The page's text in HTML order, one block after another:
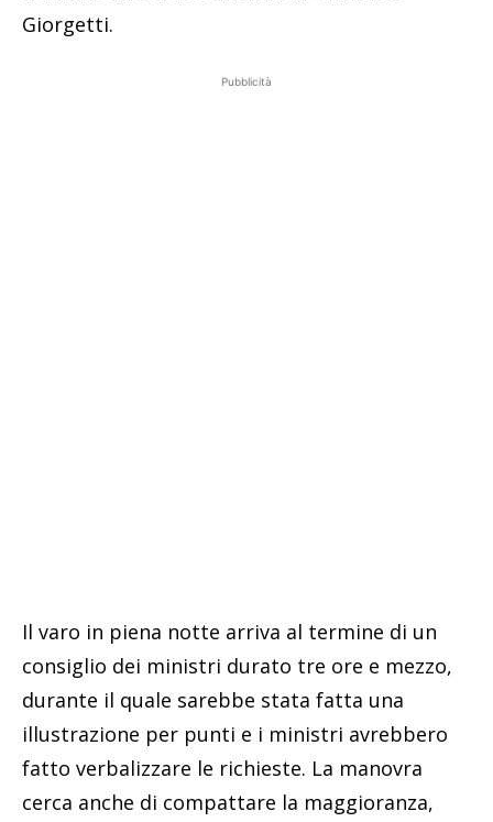
Giorgetti.
Pubblicità
Il varo in piena notte arriva al termine di un
consiglio dei ministri durato tre ore e mezzo,
durante il quale sarebbe stata fatta una
illustrazione per punti e i ministri avrebbero
fatto verbalizzare le richieste. La manovra
cerca anche di compattare la maggioranza,